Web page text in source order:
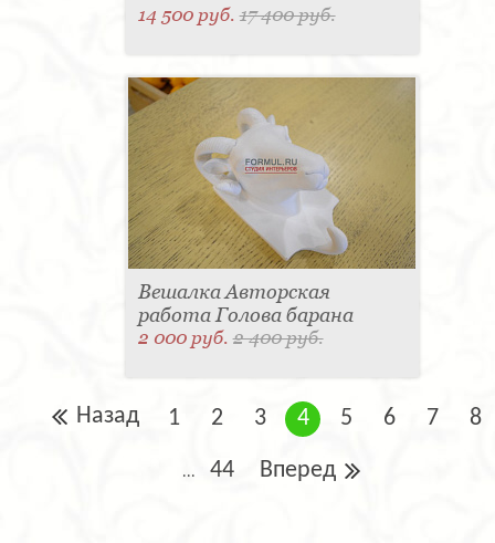
14 500 руб.17 400 руб.
Вешалка Авторская
работа Голова барана
2 000 руб.2 400 руб.
Назад 1 2 3 4 5 6 7 8
... 44 Вперед